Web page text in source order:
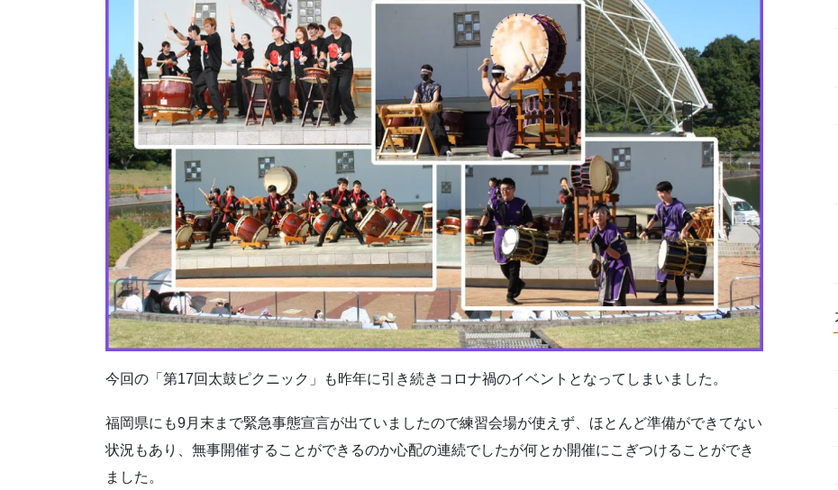
今回の「第17回太鼓ピクニック」も昨年に引き続きコロナ禍のイベントとなってしまいました。
福岡県にも9月末まで緊急事態宣言が出ていましたので練習会場が使えず、ほとんど準備ができてない
状況もあり、無事開催することができるのか心配の連続でしたが何とか開催にこぎつけることができ
ました。